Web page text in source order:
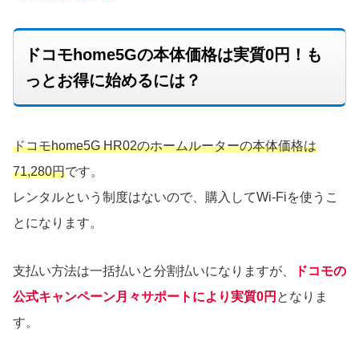
ドコモhome5Gの本体価格は実質0円！も
っとお得に始めるには？
ドコモhome5G HR02のホームルーターの本体価格は
71,280円です。
レンタルという制度はないので、購入してWi-Fiを使うこ
とになります。
支払い方法は一括払いと分割払いになりますが、
ドコモの
公式キャンペーン月々サポートにより実質0円 となりま
す。